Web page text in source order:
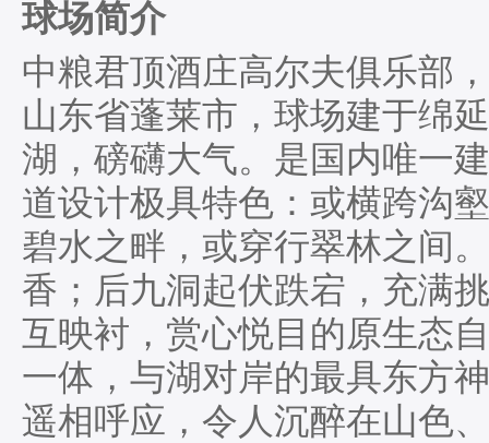
球场简介
中粮君顶酒庄高尔夫俱乐部
山东省蓬莱市，球场建于绵
湖，磅礴大气。是国内唯一
道设计极具特色：或横跨沟
碧水之畔，或穿行翠林之间
香；后九洞起伏跌宕，充满
互映衬，赏心悦目的原生态
一体，与湖对岸的最具东方
遥相呼应，令人沉醉在山色